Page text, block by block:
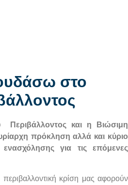
στο
Περιβάλλοντος και η Βιώσιμη
πρόκληση αλλά και κύριο
ενασχόλησης για τις επόμενες
περιβαλλοντική κρίση μας αφορούν